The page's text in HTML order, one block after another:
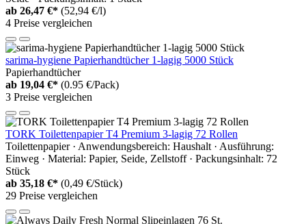
ab 26,47 €* (52,94 €/l)
4 Preise vergleichen
sarima-hygiene Papierhandtücher 1-lagig 5000 Stück
Papierhandtücher
ab 19,04 €* (0.95 €/Pack)
3 Preise vergleichen
TORK Toilettenpapier T4 Premium 3-lagig 72 Rollen
Toilettenpapier · Anwendungsbereich: Haushalt · Ausführung:
Einweg · Material: Papier, Seide, Zellstoff · Packungsinhalt: 72
Stück
ab 35,18 €* (0,49 €/Stück)
29 Preise vergleichen